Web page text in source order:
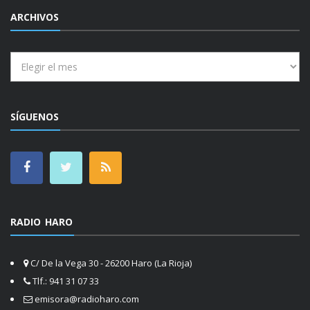
ARCHIVOS
SÍGUENOS
RADIO HARO
C/ De la Vega 30 - 26200 Haro (La Rioja)
Tlf.: 941 31 07 33
emisora@radioharo.com